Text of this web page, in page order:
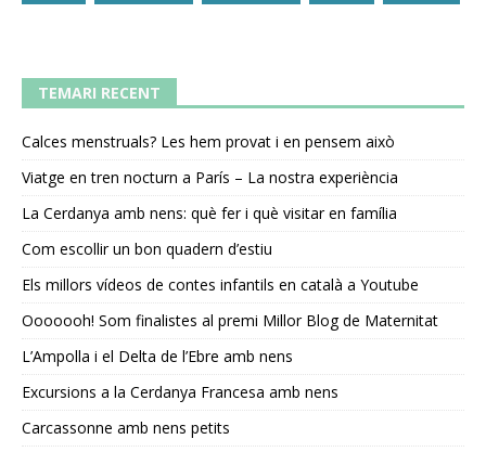
TEMARI RECENT
Calces menstruals? Les hem provat i en pensem això
Viatge en tren nocturn a París – La nostra experiència
La Cerdanya amb nens: què fer i què visitar en família
Com escollir un bon quadern d’estiu
Els millors vídeos de contes infantils en català a Youtube
Ooooooh! Som finalistes al premi Millor Blog de Maternitat
L’Ampolla i el Delta de l’Ebre amb nens
Excursions a la Cerdanya Francesa amb nens
Carcassonne amb nens petits